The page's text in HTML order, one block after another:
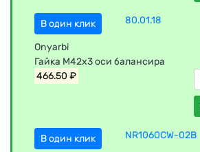
В один клик 80.01.18
Onyarbi
Гайка М42х3 оси балансира
466.50 ₽
В один клик NR1060CW-02B